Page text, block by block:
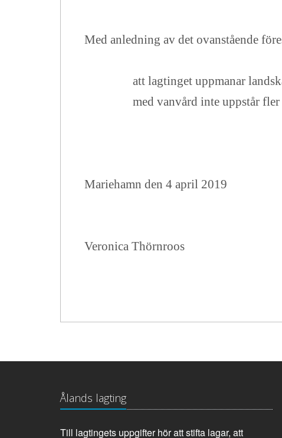
Med anledning av det ovanstående
att lagtinget uppmanar
med vanvård inte uppstår fler
Mariehamn den 4 april 2019
Veronica Thörnroos
Ålands lagting
Till lagtingets uppgifter hör att stifta lagar, att